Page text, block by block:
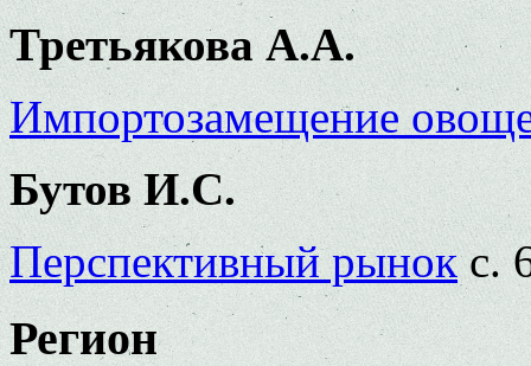
Третьякова А.А.
Импортозамещение
Бутов И.С.
Перспективный рынокс.
Регион